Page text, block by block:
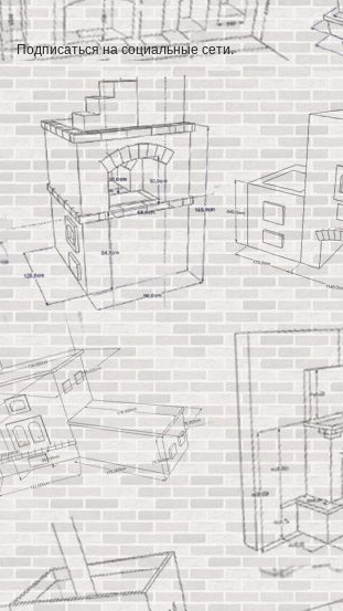
Подписаться на социальные сети.